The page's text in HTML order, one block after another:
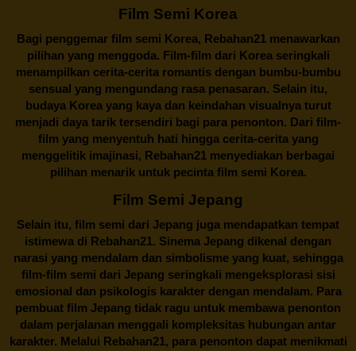
Film Semi Korea
Bagi penggemar film semi Korea, Rebahan21menawarkan
pilihan yang menggoda. Film-film dari Korea seringkali
menampilkan cerita-cerita romantis dengan bumbu-bumbu
sensual yang mengundang rasa penasaran. Selain itu,
budaya Korea yang kaya dan keindahan visualnya turut
menjadi daya tarik tersendiri bagi para penonton. Dari film-
film yang menyentuh hati hingga cerita-cerita yang
menggelitik imajinasi, Rebahan21 menyediakan berbagai
pilihan menarik untuk pecinta film semi Korea.
Film Semi Jepang
Selain itu, film semi dari Jepang juga mendapatkan tempat
istimewa di Rebahan21. Sinema Jepang dikenal dengan
narasi yang mendalam dan simbolisme yang kuat, sehingga
film-film semi dari Jepang seringkali mengeksplorasi sisi
emosional dan psikologis karakter dengan mendalam. Para
pembuat film Jepang tidak ragu untuk membawa penonton
dalam perjalanan menggali kompleksitas hubungan antar
karakter. Melalui Rebahan21, para penonton dapat menikmati